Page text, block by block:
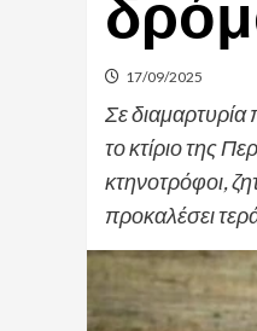
17/09/2025
Σε
το κτίριο της
κτηνοτρόφοι,
προκαλέσει